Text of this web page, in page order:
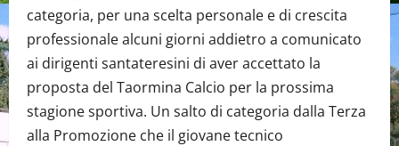
categoria, per una scelta personale e di crescita
professionale alcuni giorni addietro a comunicato
ai dirigenti santateresini di aver accettato la
proposta del Taormina Calcio per la prossima
stagione sportiva. Un salto di categoria dalla Terza
alla Promozione che il giovane tecnico